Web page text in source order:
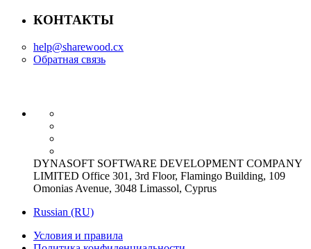
КОНТАКТЫ
help@sharewood.cx
Обратная связь
DYNASOFT SOFTWARE DEVELOPMENT COMPANY
LIMITED Office 301, 3rd Floor, Flamingo Building, 109
Omonias Avenue, 3048 Limassol, Cyprus
Russian (RU)
Условия и правила